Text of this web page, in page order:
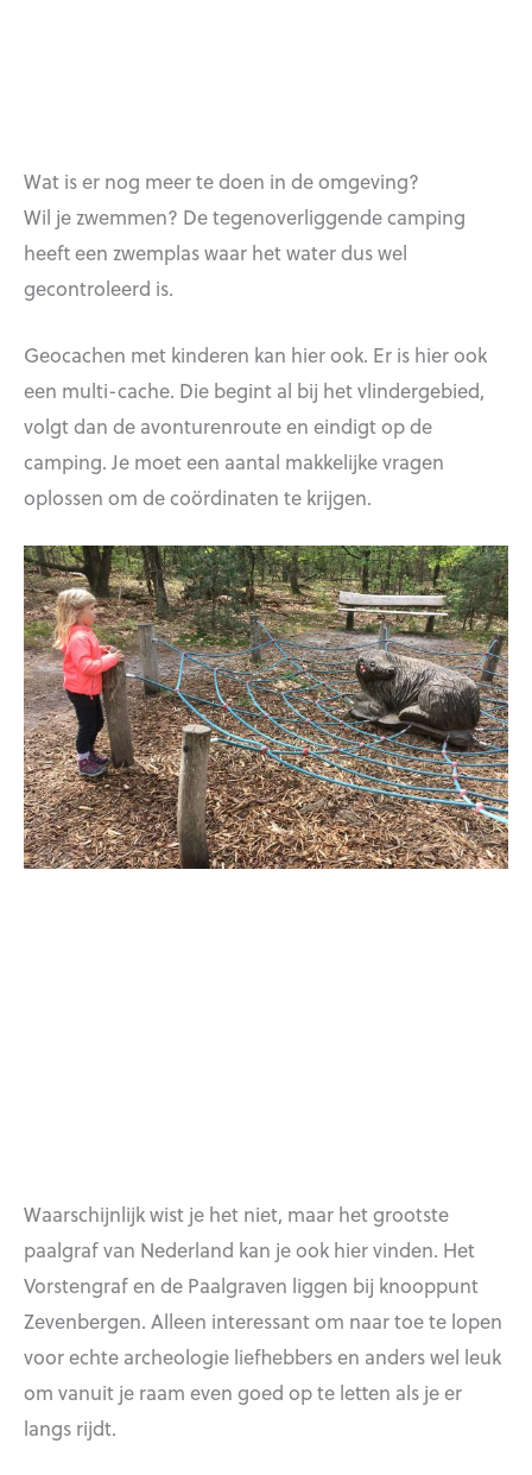
Wat is er nog meer te doen in de omgeving?
Wil je zwemmen? De tegenoverliggende camping
heeft een zwemplas waar het water dus wel
gecontroleerd is.
Geocachen met kinderen kan hier ook. Er is hier ook
een multi-cache. Die begint al bij het vlindergebied,
volgt dan de avonturenroute en eindigt op de
camping. Je moet een aantal makkelijke vragen
oplossen om de coördinaten te krijgen.
Waarschijnlijk wist je het niet, maar het grootste
paalgraf van Nederland kan je ook hier vinden. Het
Vorstengraf en de Paalgraven liggen bij knooppunt
Zevenbergen. Alleen interessant om naar toe te lopen
voor echte archeologie liefhebbers en anders wel leuk
om vanuit je raam even goed op te letten als je er
langs rijdt.